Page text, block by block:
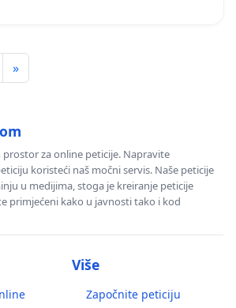
»
za online peticije. Napravite
koristeći naš močni servis. Naše peticije
u medijima, stoga je kreiranje peticije
primjećeni kako u javnosti tako i kod
Više
Započnite peticiju